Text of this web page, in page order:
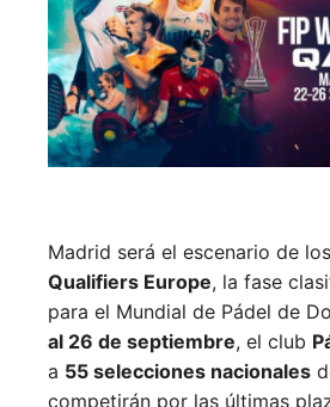
Madrid será el escenario de los
Qualifiers Europe, la fase
para el Mundial de Pádel de
al 26 de septiembre, el club
a 55 selecciones nacionales
competirán por las últimas